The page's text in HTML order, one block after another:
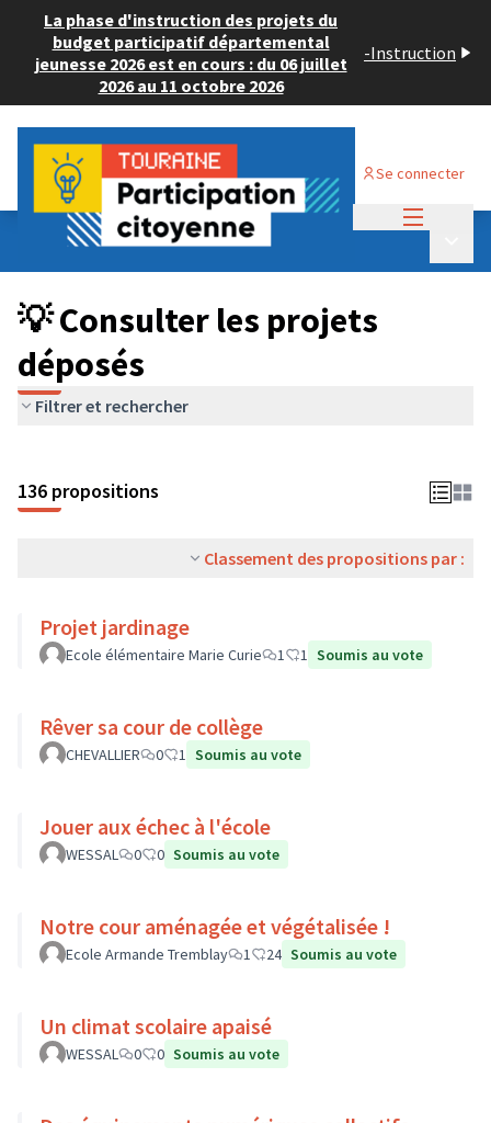
La phase d'instruction des projets du
budget participatif départemental
jeunesse 2026 est en cours : du 06 juillet
2026 au 11 octobre 2026
-Instruction
Se connecter
Budget Participatif JEUNESSE 2024
💡 Consulter les projets déposés
💡 Consulter les projets
déposés
Filtrer et rechercher
136 propositions
Classement des propositions par :
Projet jardinage
Ecole élémentaire Marie Curie 1 1 Soumis au vote
Rêver sa cour de collège
CHEVALLIER 0 1 Soumis au vote
Jouer aux échec à l'école
WESSAL 0 0 Soumis au vote
Notre cour aménagée et végétalisée !
Ecole Armande Tremblay 1 24 Soumis au vote
Un climat scolaire apaisé
WESSAL 0 0 Soumis au vote